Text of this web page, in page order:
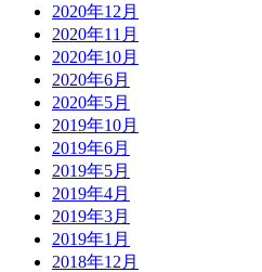
2020年12月
2020年11月
2020年10月
2020年6月
2020年5月
2019年10月
2019年6月
2019年5月
2019年4月
2019年3月
2019年1月
2018年12月